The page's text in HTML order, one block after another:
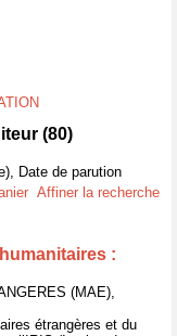
(80)
Date de parution
Affiner la recherche
:
(MAE),
étrangères et du